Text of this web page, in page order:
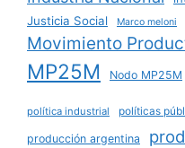
Justicia Social Marco meloni
Movimiento
MP25M Nodo MP25M
política industrial políticas
producción argentina